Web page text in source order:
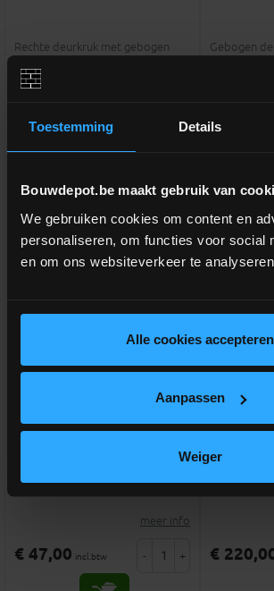
Toestemming Details
Bouwdepot.be maakt gebruik van
We gebruiken cookies om content en
personaliseren, om functies voor social
en om ons websiteverkeer te
Alle cookies accepteren
Aanpassen
Weiger
Rechte deurkruk met gebogen
€ 41,00 incl.btw +
Vergelijken
Gebogen
€ 41,00
Inkorten deur (per deur)
meer info
€ 47,00 incl.btw - + €